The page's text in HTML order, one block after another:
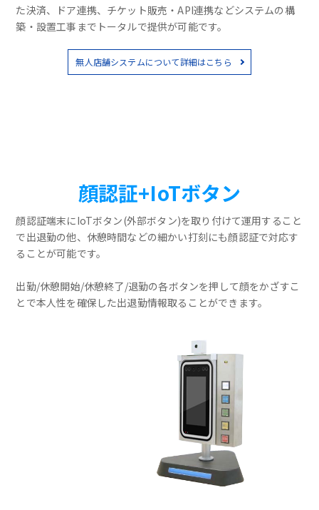
た決済、ドア連携、チケット販売・API連携などシステムの構
築・設置工事までトータルで提供が可能です。
無人店舗システムについて詳細はこちら
顔認証+IoTボタン
顔認証端末にIoTボタン(外部ボタン)を取り付けて運用すること
で出退勤の他、休憩時間などの細かい打刻にも顔認証で対応す
ることが可能です。
出勤/休憩開始/休憩終了/退勤の各ボタンを押して顔をかざすこ
とで本人性を確保した出退勤情報取ることができます。